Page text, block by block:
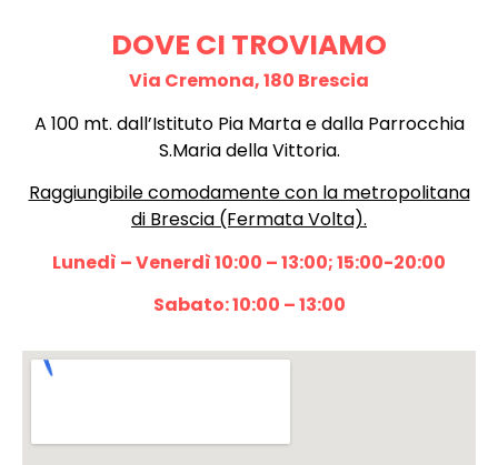
DOVE CI TROVIAMO
Via Cremona, 180 Brescia
A 100 mt. dall’Istituto Pia Marta e dalla Parrocchia
S.Maria della Vittoria.
Raggiungibile comodamente con la metropolitana
di Brescia (Fermata Volta).
Lunedì – Venerdì 10:00 – 13:00; 15:00-20:00
Sabato: 10:00 – 13:00